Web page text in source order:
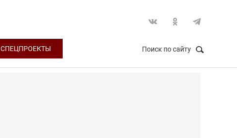
СПЕЦПРОЕКТЫ Поиск по сайту